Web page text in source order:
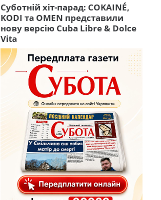
Суботній хіт-парад: COKAINÉ,
KODI та OMEN представили
нову версію Cuba Libre & Dolce
Vita